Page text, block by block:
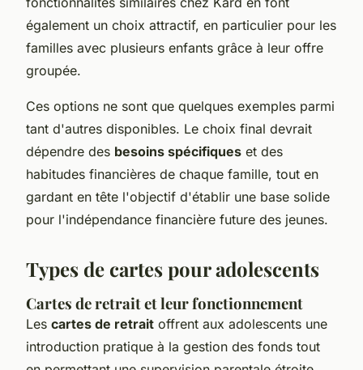
également un choix attractif, en particulier pour les
familles avec plusieurs enfants grâce à leur offre
groupée.
Ces options ne sont que quelques exemples parmi
tant d'autres disponibles. Le choix final devrait
dépendre des besoins spécifiques et des
habitudes financières de chaque famille, tout en
gardant en tête l'objectif d'établir une base solide
pour l'indépendance financière future des jeunes.
Types de cartes pour adolescents
Cartes de retrait et leur fonctionnement
Les cartes de retrait offrent aux adolescents une
introduction pratique à la gestion des fonds tout